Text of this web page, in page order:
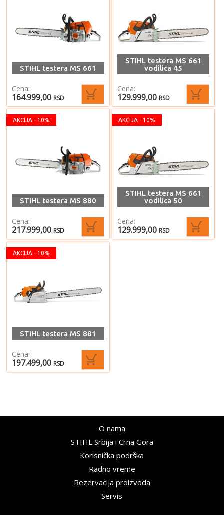
STIHL testera MS 661
Cena:
164.999,00 RSD
STIHL testera MS 661
vodilica 45
Cena:
129.999,00 RSD
AKCIJA - 10%
STIHL testera MS 880
Cena:
217.999,00 RSD
AKCIJA - 10%
STIHL testera MS 661
vodilica 50
Cena:
129.999,00 RSD
AKCIJA - 10%
STIHL testera MS 881
Cena:
197.499,00 RSD
O nama
STIHL Srbija i Crna Gora
Korisnička podrška
Radno vreme
Rezervacija proizvoda
Servis